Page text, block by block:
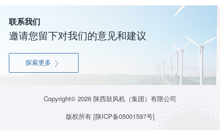
联系我们
邀请您留下对我们的意见和建议
探索更多 
Copyright© 2026 陕西鼓风机（集团）有限公司
版权所有 [陕ICP备05001597号]